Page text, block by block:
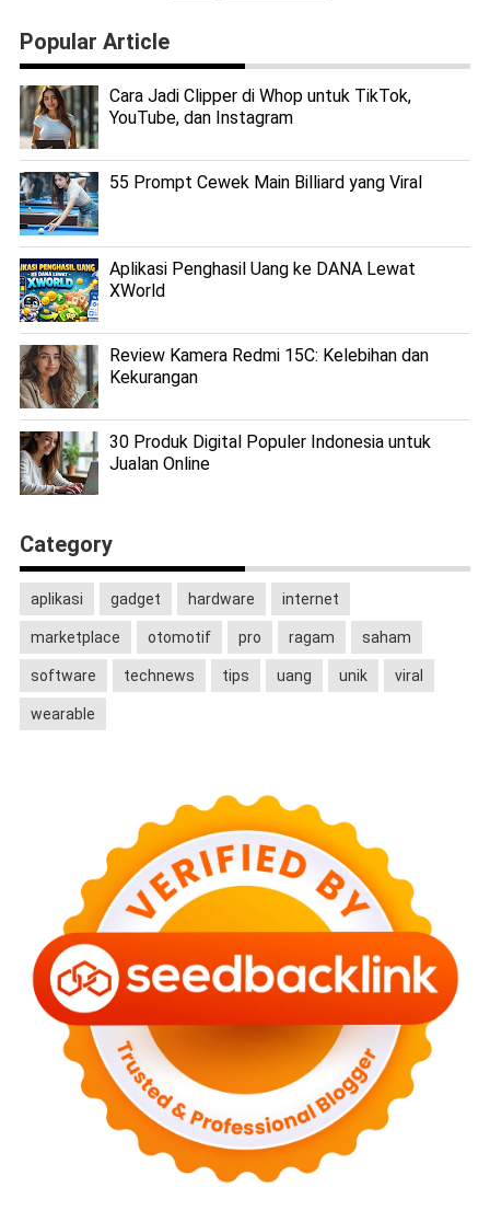
Popular Article
Cara Jadi Clipper di Whop untuk TikTok,
YouTube, dan Instagram
55 Prompt Cewek Main Billiard yang Viral
Aplikasi Penghasil Uang ke DANA Lewat
XWorld
Review Kamera Redmi 15C: Kelebihan dan
Kekurangan
30 Produk Digital Populer Indonesia untuk
Jualan Online
Category
aplikasi gadget hardware internet
marketplace otomotif pro ragam saham
software technews tips uang unik viral
wearable